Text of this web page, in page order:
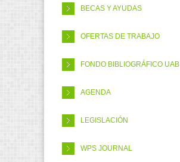
BECAS Y AYUDAS
OFERTAS DE TRABAJO
FONDO BIBLIOGRÁFICO UAB
AGENDA
LEGISLACIÓN
WPS JOURNAL